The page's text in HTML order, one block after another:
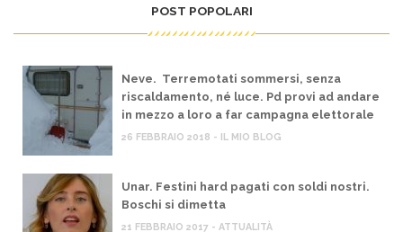
POST POPOLARI
Neve. Terremotati sommersi, senza
riscaldamento, né luce. Pd provi ad andare
in mezzo a loro a far campagna elettorale
26 FEBBRAIO 2018 - IL MIO BLOG
Unar. Festini hard pagati con soldi nostri.
Boschi si dimetta
21 FEBBRAIO 2017 - ATTUALITÀ